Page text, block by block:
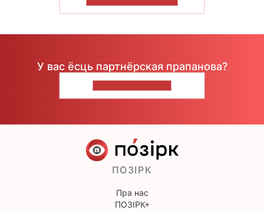
У вас ёсць партнёрская прапанова?
ПОЗІРК
Пра нас
ПОЗІРК+